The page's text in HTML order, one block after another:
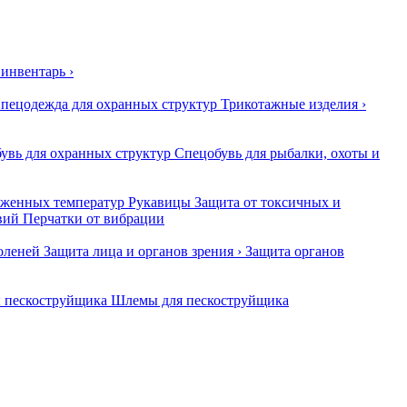
›
для охранных структур Трикотажные изделия ›
для охранных структур Спецобувь для рыбалки, охоты и
температур Рукавицы Защита от токсичных и
Перчатки от вибрации
Защита лица и органов зрения › Защита органов
Шлемы для пескоструйщика